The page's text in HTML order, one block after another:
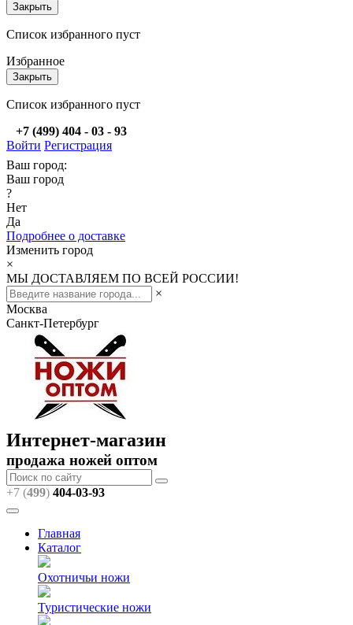
Закрыть
Список избранного пуст
Избранное
Закрыть
Список избранного пуст
+7 (499) 404 - 03 - 93
Войти Регистрация
Ваш город:
Ваш город
?
Нет
Да
Подробнее о доставке
Изменить город
×
МЫ ДОСТАВЛЯЕМ ПО ВСЕЙ РОССИИ!
×
Москва
Санкт-Петербург
Интернет-магазин
продажа ножей оптом
+7 (499) 404-03-93
Главная
Каталог
Охотничьи ножи
Туристические ножи